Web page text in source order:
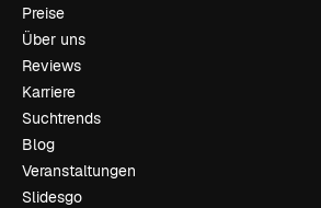
Preise
Über uns
Reviews
Karriere
Suchtrends
Blog
Veranstaltungen
Slidesgo